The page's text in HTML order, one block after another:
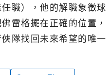
職），他的解職象徵球
雷格擺在正確的位置，
隊找回未來希望的唯一